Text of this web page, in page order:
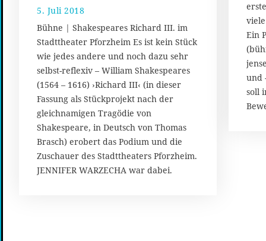
5. Juli 2018
J
u
l
i
2
1
8
Bühne | Shakespeares Richard III. im
Stadttheater Pforzheim Es ist kein Stück
wie jedes andere und noch dazu sehr
selbst-reflexiv – William Shakespeares
(1564 – 1616) ›Richard III‹ (in dieser
Fassung als Stückprojekt nach der
gleichnamigen Tragödie von
Shakespeare, in Deutsch von Thomas
Brasch) erobert das Podium und die
Zuschauer des Stadttheaters Pforzheim.
JENNIFER WARZECHA war dabei.
Ein
und
soll